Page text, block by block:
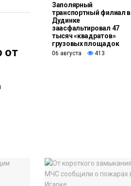
от
Заполярный
транспортный филиал в
Дудинке
заасфальтировал 47
тысяч «квадратов»
грузовых площадок
06 августа 413